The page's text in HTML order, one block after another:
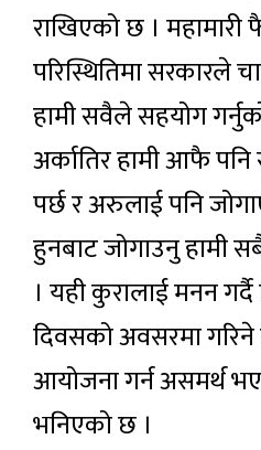
राखिएको छ ।
परिस्थितिमा
हामी सवैले सहयोग
अर्कातिर हामी आफै
पर्छ र अरुलाई पनि
हुनबाट जोगाउनु हामी
। यही कुरालाई मनन
दिवसको अवसरमा गरिने
आयोजना गर्न असमर्थ
भनिएको छ ।